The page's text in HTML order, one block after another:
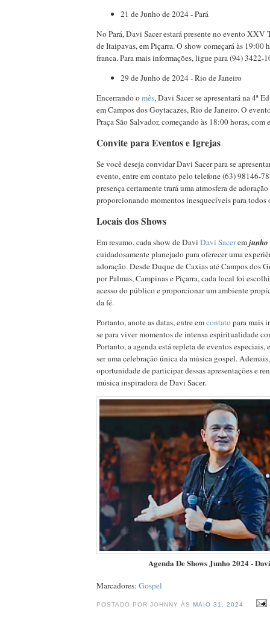
21 de Junho de 2024 - Pará
No Pará, Davi Sacer estará presente no evento XXV
de Itaipavas, em Piçarra. O show começará às 19:00
franca. Para mais informações, ligue para (94) 3422-
29 de Junho de 2024 - Rio de Janeiro
Encerrando omês, Davi Sacer se apresentará na 4ª
em Campos dos Goytacazes, Rio de Janeiro. O
Praça São Salvador, começando às 18:00 horas, com
Convite para Eventos e Igrejas
Se você deseja convidar Davi Sacer para se
evento, entre em contato pelo telefone (63) 98146-
presença certamente trará uma atmosfera de
proporcionando momentos inesquecíveis para todos
Locais dos Shows
Em resumo, cada show de Davi Davi Saceremjunho
cuidadosamente planejado para oferecer uma
adoração. Desde Duque de Caxias até Campos dos
por Palmas, Campinas e Piçarra, cada local foi
acesso do público e proporcionar um ambiente
da fé.
Portanto, anote as datas, entre emcontatopara mais
se para viver momentos de intensa espiritualidade
Portanto, a agenda está repleta de eventos especiais,
ser uma celebração única da música gospel.
oportunidade de participar dessas apresentações e
música inspiradora de Davi Sacer.
Agenda De Shows Junho 2024 -
Marcadores: Gospel
POSTADO POR JOHNNY ÀS MAIO 31, 2024